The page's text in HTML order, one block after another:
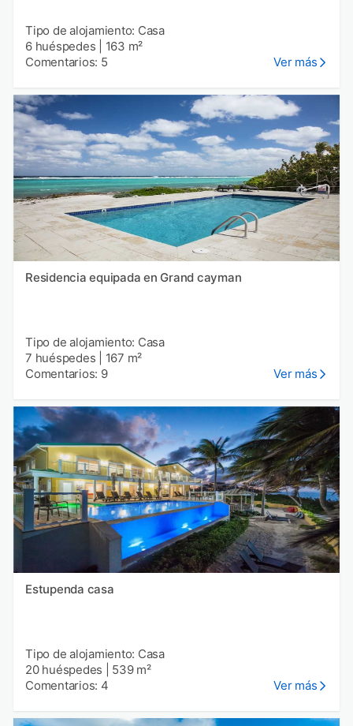
Tipo de alojamiento: Casa
6 huéspedes
163 m²
Comentarios: 5
Ver más
Residencia equipada en Grand cayman
Tipo de alojamiento: Casa
7 huéspedes
167 m²
Comentarios: 9
Ver más
Estupenda casa
Tipo de alojamiento: Casa
20 huéspedes
539 m²
Comentarios: 4
Ver más